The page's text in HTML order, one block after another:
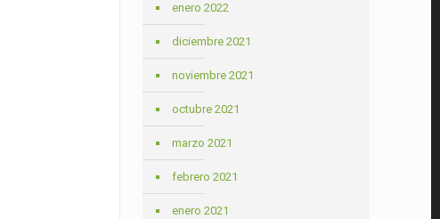
enero 2022
diciembre 2021
noviembre 2021
octubre 2021
marzo 2021
febrero 2021
enero 2021